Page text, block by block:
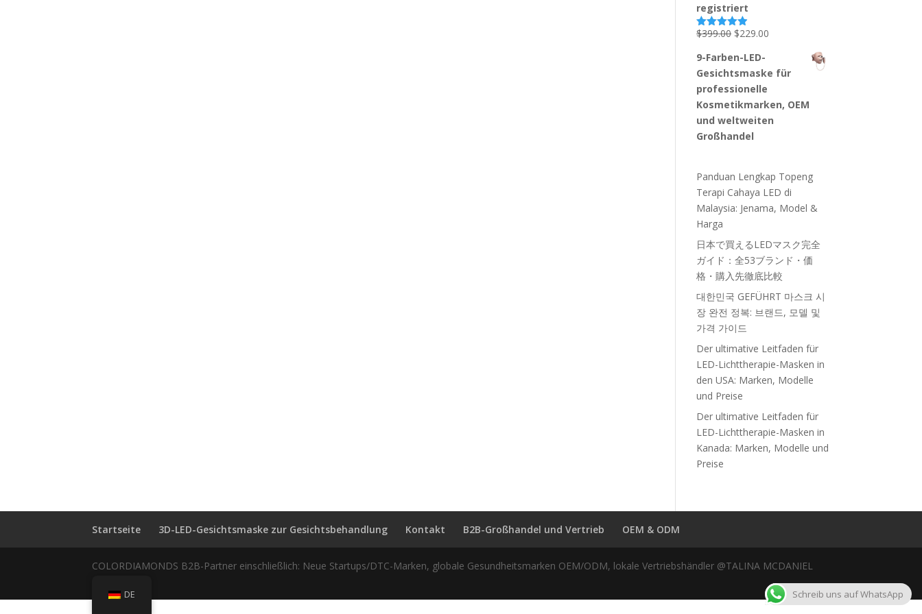
registriert
Bewertet
von 5
$399.00 Ursprünglicher
war:
$399.00
$229.00
$229.00.
9-Farben-LED-
Gesichtsmaske für
professionelle
Kosmetikmarken, OEM
und weltweiten
Großhandel
Panduan Lengkap Topeng
Terapi Cahaya LED di
Malaysia: Jenama, Model &
Harga
日本で買えるLEDマスク完全
ガイド：全53ブランド・価
格・購入先徹底比較
대한민국 GEFÜHRT 마스크 시
장 완전 정복: 브랜드, 모델 및
가격 가이드
Der ultimative Leitfaden für
LED-Lichttherapie-Masken in
den USA: Marken, Modelle
und Preise
Der ultimative Leitfaden für
LED-Lichttherapie-Masken in
Kanada: Marken, Modelle und
Preise
Startseite 3D-LED-Gesichtsmaske zur Gesichtsbehandlung Kontakt B2B-Großhandel und Vertrieb OEM & ODM
COLORDIAMONDS B2B-Partner einschließlich: Neue Startups/DTC-Marken, globale Gesundheitsmarken OEM/ODM, lokale Vertriebshändler @TALINA MCDANIEL
DE Schreib uns auf WhatsApp